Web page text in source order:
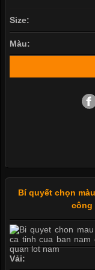
Size:
Màu:
Bí quyết chọn
công
Vải: